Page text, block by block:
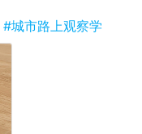
#城市路上观察学